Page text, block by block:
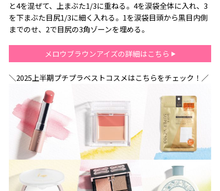
と4を混ぜて、上まぶた1/3に重ねる。4を涙袋全体に入れ、3
を下まぶた目尻1/3に細く入れる。1を涙袋目頭から黒目内側
までのせ、2で目尻の3角ゾーンを埋める。
メロウブラウンアイズの詳細はこちら
＼2025上半期プチプラベストコスメはこちらをチェック！／